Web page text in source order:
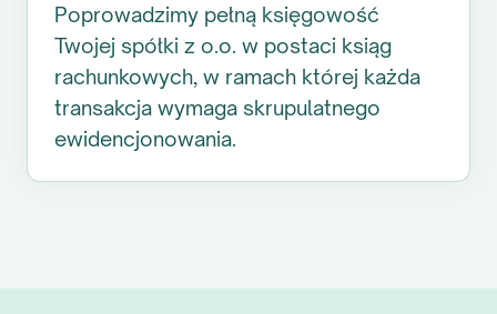
Poprowadzimy pełną księgowość
Twojej spółki z o.o. w postaci ksiąg
rachunkowych, w ramach której każda
transakcja wymaga skrupulatnego
ewidencjonowania.